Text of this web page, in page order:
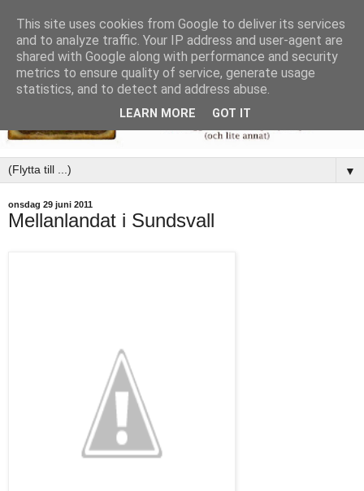
▼
onsdag 29 juni 2011
Mellanlandat i Sundsvall
This site uses cookies from Google to deliver its services
and to analyze traffic. Your IP address and user-agent are
shared with Google along with performance and security
metrics to ensure quality of service, generate usage
statistics, and to detect and address abuse.
LEARN MORE GOT IT